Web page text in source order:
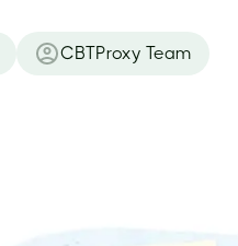
CBTProxy Team